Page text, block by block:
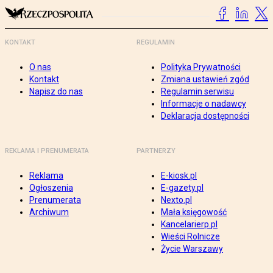
KONTAKT
O nas
Kontakt
Napisz do nas
REGULAMIN
Polityka Prywatności
Zmiana ustawień zgód
Regulamin serwisu
Informacje o nadawcy
Deklaracja dostępności
REKLAMA I PRENUMERATA
Reklama
Ogłoszenia
Prenumerata
Archiwum
PARTNERZY
E-kiosk.pl
E-gazety.pl
Nexto.pl
Mała księgowość
Kancelarierp.pl
Wieści Rolnicze
Życie Warszawy